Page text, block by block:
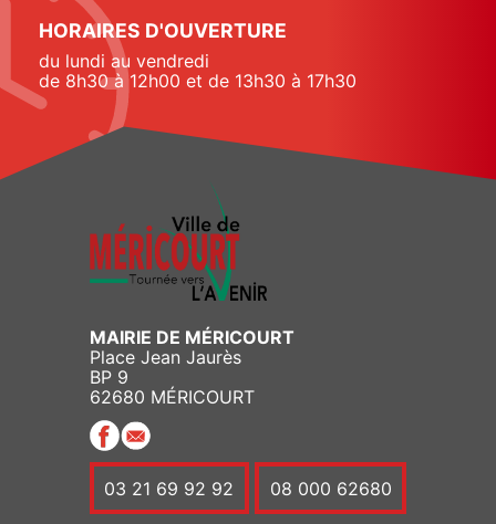
HORAIRES D'OUVERTURE
du lundi au vendredi
de 8h30 à 12h00 et de 13h30 à 17h30
MAIRIE DE MÉRICOURT
Place Jean Jaurès
BP 9
62680 MÉRICOURT
03 21 69 92 92 08 000 62680